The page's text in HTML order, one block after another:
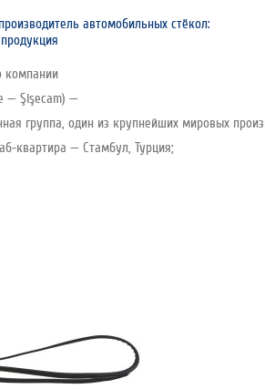
автомобильных стёкол:
компании
— Şişecam) —
группа, один из крупнейших мировых
— Стамбул, Турция;